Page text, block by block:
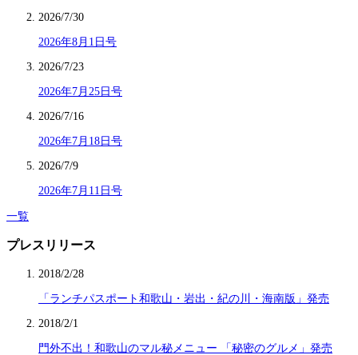
2026/7/30
2026年8月1日号
2026/7/23
2026年7月25日号
2026/7/16
2026年7月18日号
2026/7/9
2026年7月11日号
一覧
プレスリリース
2018/2/28
「ランチパスポート和歌山・岩出・紀の川・海南版」発売
2018/2/1
門外不出！和歌山のマル秘メニュー 「秘密のグルメ」発売